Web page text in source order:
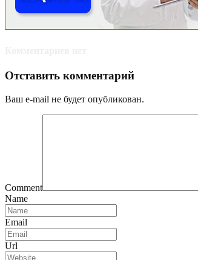
Отставить комментарий
Ваш e-mail не будет опубликован.
Comment
Name
Email
Url